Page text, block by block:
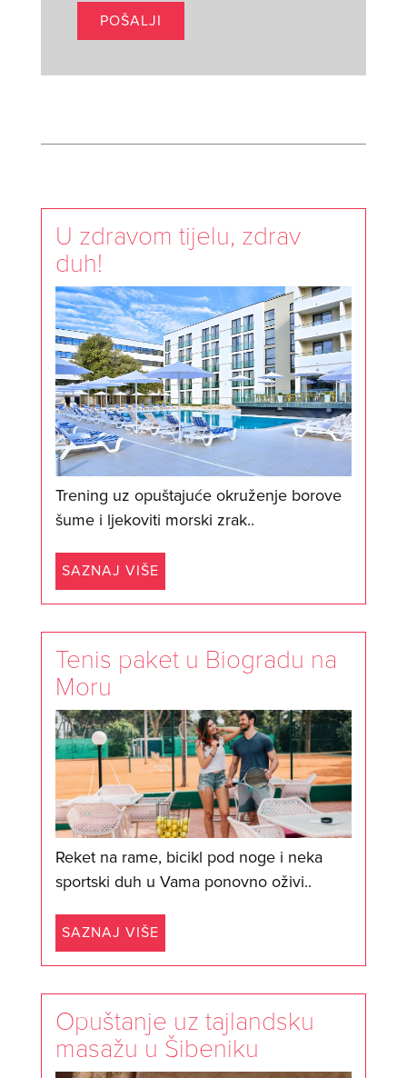
U zdravom tijelu, zdrav
duh!
Trening uz opuštajuće okruženje borove
šume i ljekoviti morski zrak..
SAZNAJ VIŠE
Tenis paket u Biogradu na
Moru
Reket na rame, bicikl pod noge i neka
sportski duh u Vama ponovno oživi..
SAZNAJ VIŠE
Opuštanje uz tajlandsku
masažu u Šibeniku